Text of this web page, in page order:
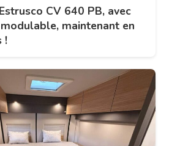
CV 640 PB, avec
maintenant en
!